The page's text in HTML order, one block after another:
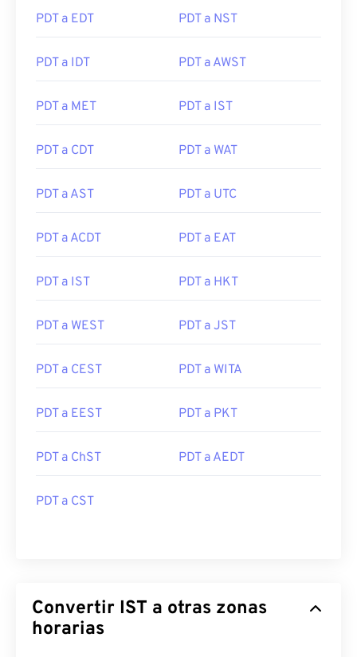
PDT a EDT PDT a NST
PDT a IDT PDT a AWST
PDT a MET PDT a IST
PDT a CDT PDT a WAT
PDT a AST PDT a UTC
PDT a ACDT PDT a EAT
PDT a IST PDT a HKT
PDT a WEST PDT a JST
PDT a CEST PDT a WITA
PDT a EEST PDT a PKT
PDT a ChST PDT a AEDT
PDT a CST
Convertir IST a otras zonas
horarias